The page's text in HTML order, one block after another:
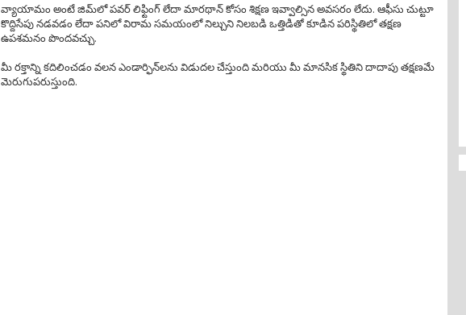
వ్యాయామం అంటే జిమ్‌లో పవర్ లిఫ్టింగ్ లేదా మారథాన్ కోసం శిక్షణ ఇవ్వాల్సిన అవసరం లేదు. ఆఫీసు చుట్టూ
కొద్దిసేపు నడవడం లేదా పనిలో విరామ సమయంలో నిల్చుని నిలబడి ఒత్తిడితో కూడిన పరిస్థితిలో తక్షణ
ఉపశమనం పొందవచ్చు.
మీ రక్తాన్ని కదిలించడం వలన ఎండార్ఫిన్‌లను విడుదల చేస్తుంది మరియు మీ మానసిక స్థితిని దాదాపు తక్షణమే
మెరుగుపరుస్తుంది.